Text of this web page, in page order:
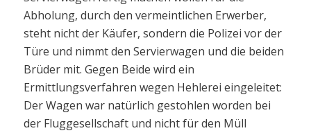
Abholung, durch den vermeintlichen Erwerber,
steht nicht der Käufer, sondern die Polizei vor der
Türe und nimmt den Servierwagen und die beiden
Brüder mit. Gegen Beide wird ein
Ermittlungsverfahren wegen Hehlerei eingeleitet:
Der Wagen war natürlich gestohlen worden bei
der Fluggesellschaft und nicht für den Müll